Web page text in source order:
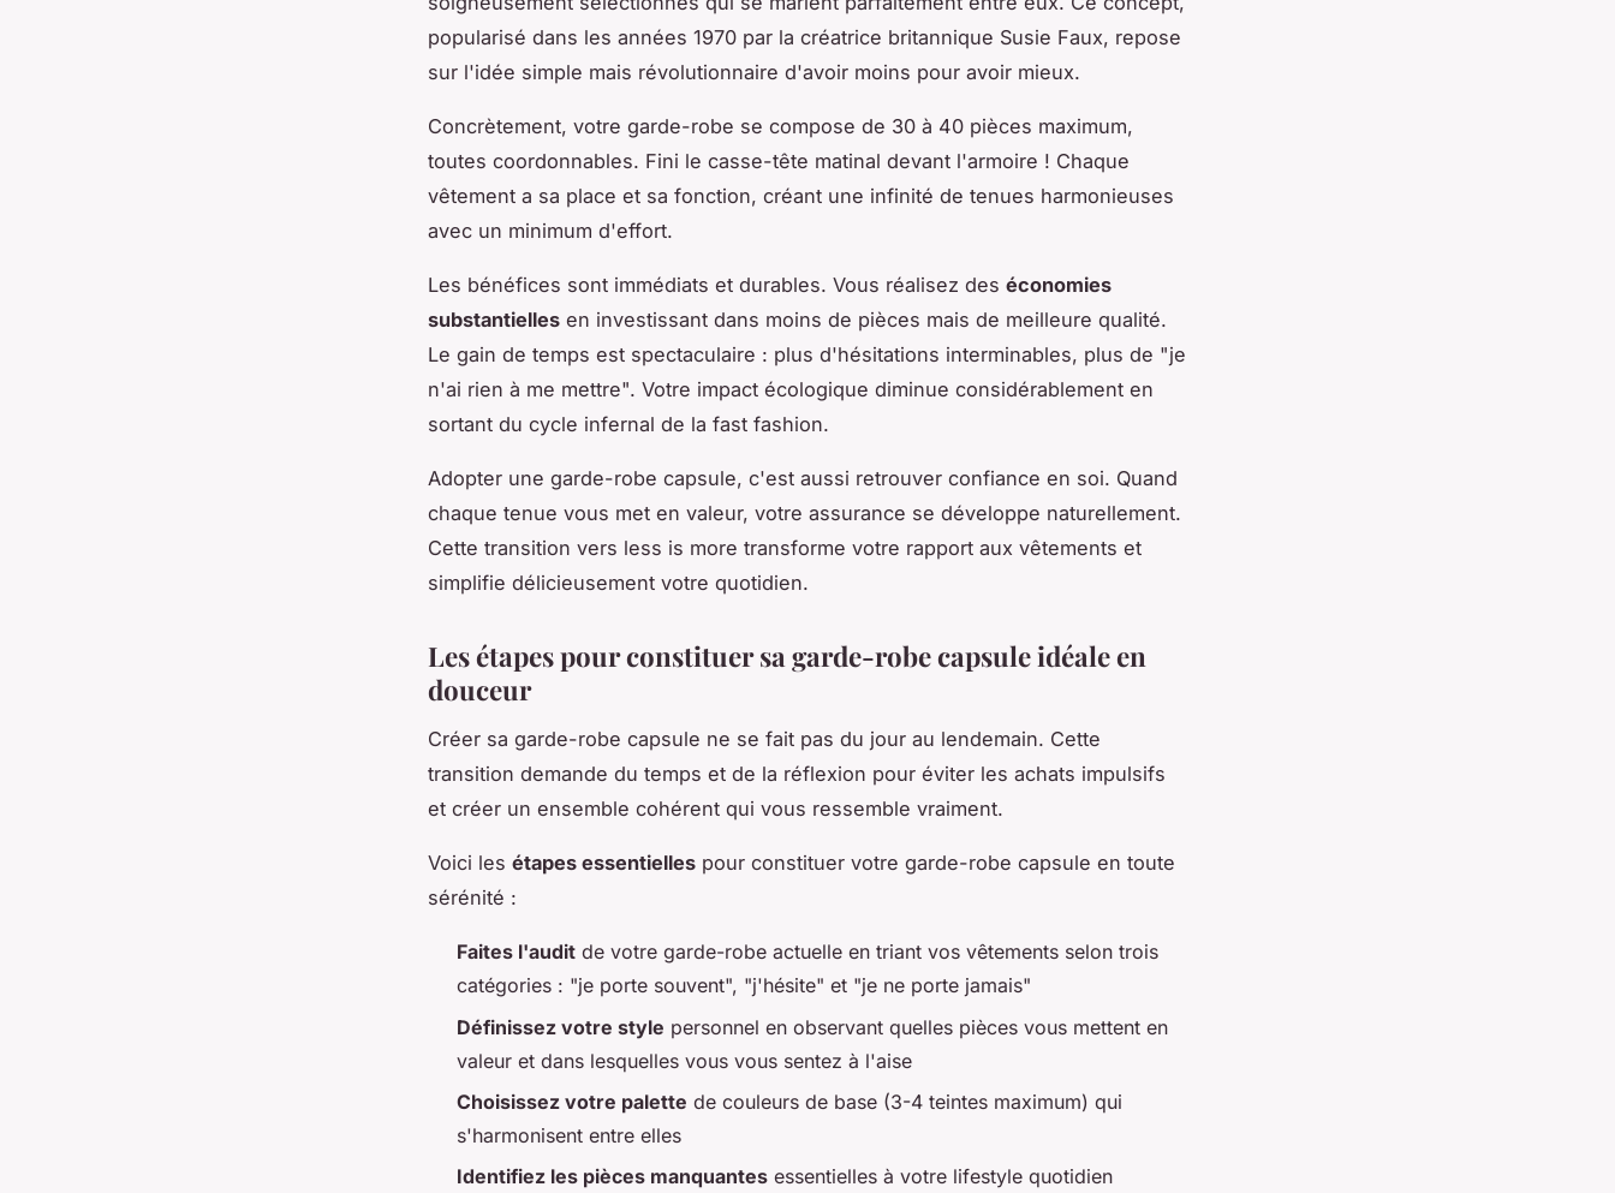
popularisé dans les années 1970 par la créatrice britannique Susie Faux, repose
sur l'idée simple mais révolutionnaire d'avoir moins pour avoir mieux.
Concrètement, votre garde-robe se compose de 30 à 40 pièces maximum,
toutes coordonnables. Fini le casse-tête matinal devant l'armoire ! Chaque
vêtement a sa place et sa fonction, créant une infinité de tenues harmonieuses
avec un minimum d'effort.
Les bénéfices sont immédiats et durables. Vous réalisez des économies
substantielles en investissant dans moins de pièces mais de meilleure qualité.
Le gain de temps est spectaculaire : plus d'hésitations interminables, plus de "je
n'ai rien à me mettre". Votre impact écologique diminue considérablement en
sortant du cycle infernal de la fast fashion.
Adopter une garde-robe capsule, c'est aussi retrouver confiance en soi. Quand
chaque tenue vous met en valeur, votre assurance se développe naturellement.
Cette transition vers less is more transforme votre rapport aux vêtements et
simplifie délicieusement votre quotidien.
Les étapes pour constituer sa garde-robe capsule idéale en
douceur
Créer sa garde-robe capsule ne se fait pas du jour au lendemain. Cette
transition demande du temps et de la réflexion pour éviter les achats impulsifs
et créer un ensemble cohérent qui vous ressemble vraiment.
Voici les étapes essentielles pour constituer votre garde-robe capsule en toute
sérénité :
Faites l'audit de votre garde-robe actuelle en triant vos vêtements selon trois
catégories : "je porte souvent", "j'hésite" et "je ne porte jamais"
Définissez votre style personnel en observant quelles pièces vous mettent en
valeur et dans lesquelles vous vous sentez à l'aise
Choisissez votre palette de couleurs de base (3-4 teintes maximum) qui
s'harmonisent entre elles
Identifiez les pièces manquantes essentielles à votre lifestyle quotidien